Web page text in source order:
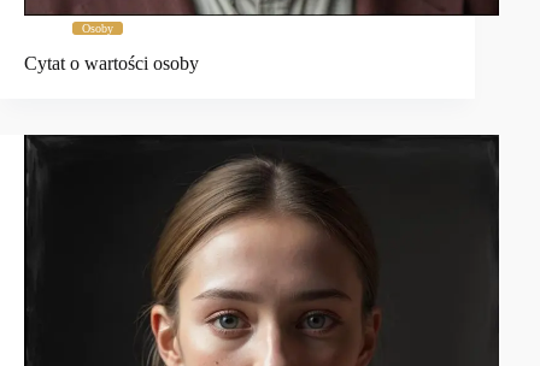
Osoby
Cytat o wartości osoby